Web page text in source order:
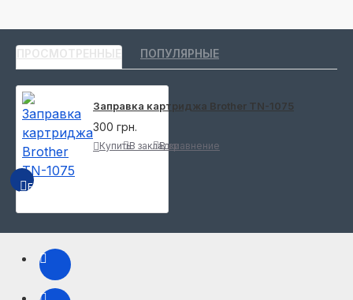
ПРОСМОТРЕННЫЕ ПОПУЛЯРНЫЕ
БЫСТРЫЙ ПРОСМОТР
Заправка картриджа Brother TN-1075
300 грн.
КупитьВ закладкиВ сравнение